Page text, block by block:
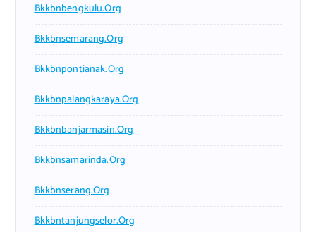
Bkkbnbengkulu.org
Bkkbnsemarang.org
Bkkbnpontianak.org
Bkkbnpalangkaraya.org
Bkkbnbanjarmasin.org
Bkkbnsamarinda.org
Bkkbnserang.org
Bkkbntanjungselor.org